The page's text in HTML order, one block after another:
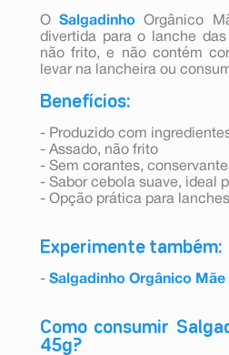
OSalgadinho Orgânico
divertida para o lanche
não frito, e não contém
levar na lancheira ou
Benefícios:
- Produzido com
- Assado, não frito
- Sem corantes,
- Sabor cebola suave, ideal
- Opção prática para
Experimente também:
- Salgadinho Orgânico
Como consumir
45g?